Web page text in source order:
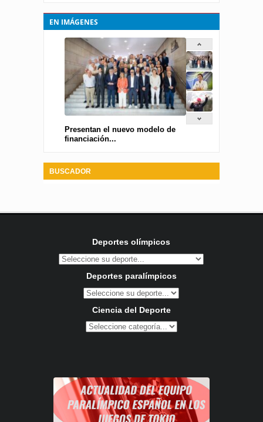
EN IMÁGENES
Presentan el nuevo modelo de
financiación...
BUSCADOR
Deportes olímpicos
Deportes paralímpicos
Ciencia del Deporte